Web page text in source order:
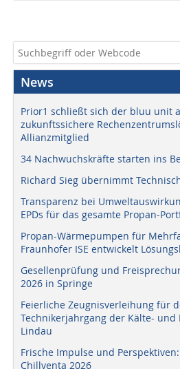
News
Prior1 schließt sich der bluu unit
zukunftssichere
Allianzmitglied
34 Nachwuchskräfte starten ins
Richard Sieg übernimmt
Transparenz bei
EPDs für das gesamte Propan-
Propan-Wärmepumpen für
Fraunhofer ISE entwickelt
Gesellenprüfung und
2026 in Springe
Feierliche Zeugnisverleihung für
Technikerjahrgang der Kälte-
Lindau
Frische Impulse und
Chillventa 2026